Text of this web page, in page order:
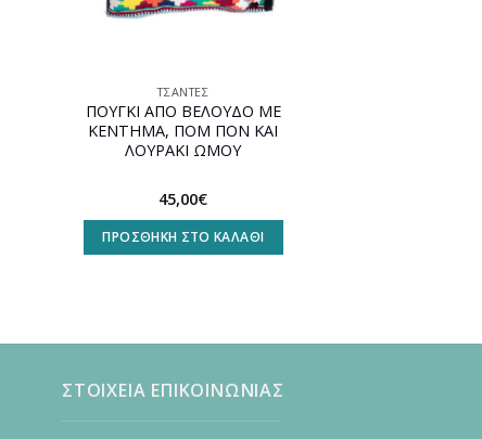
ΤΣΆΝΤΕΣ
ΠΟΥΓΚΙ ΑΠΟ ΒΕΛΟΥΔΟ ΜΕ
ΚΕΝΤΗΜΑ, ΠΟΜ ΠΟΝ ΚΑΙ
ΛΟΥΡΑΚΙ ΩΜΟΥ
45,00€
ΠΡΟΣΘΉΚΗ ΣΤΟ ΚΑΛΆΘΙ
ΣΤΟΙΧΕΙΑ ΕΠΙΚΟΙΝΩΝΙΑΣ